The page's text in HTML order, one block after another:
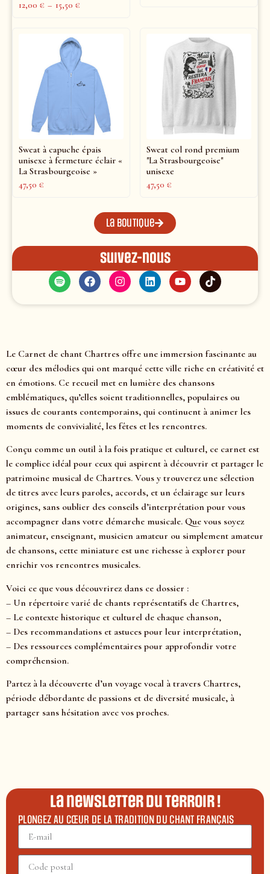
12,00 € – 15,50 €
Sweat à capuche épais
unisexe à fermeture éclair «
La Strasbourgeoise »
47,50 €
Sweat col rond premium
"La Strasbourgeoise"
unisexe
47,50 €
La boutique
Suivez-nous
Le Carnet de chant Chartres offre une immersion fascinante au
cœur des mélodies qui ont marqué cette ville riche en créativité et
en émotions. Ce recueil met en lumière des chansons
emblématiques, qu’elles soient traditionnelles, populaires ou
issues de courants contemporains, qui continuent à animer les
moments de convivialité, les fêtes et les rencontres.
Conçu comme un outil à la fois pratique et culturel, ce carnet est
le complice idéal pour ceux qui aspirent à découvrir et partager le
patrimoine musical de Chartres. Vous y trouverez une sélection
de titres avec leurs paroles, accords, et un éclairage sur leurs
origines, sans oublier des conseils d’interprétation pour vous
accompagner dans votre démarche musicale. Que vous soyez
animateur, enseignant, musicien amateur ou simplement amateur
de chansons, cette miniature est une richesse à explorer pour
enrichir vos rencontres musicales.
Voici ce que vous découvrirez dans ce dossier :
– Un répertoire varié de chants représentatifs de Chartres,
– Le contexte historique et culturel de chaque chanson,
– Des recommandations et astuces pour leur interprétation,
– Des ressources complémentaires pour approfondir votre
compréhension.
Partez à la découverte d’un voyage vocal à travers Chartres,
période débordante de passions et de diversité musicale, à
partager sans hésitation avec vos proches.
La newsletter du terroir !
PLONGEZ AU CŒUR DE LA TRADITION DU CHANT FRANÇAIS